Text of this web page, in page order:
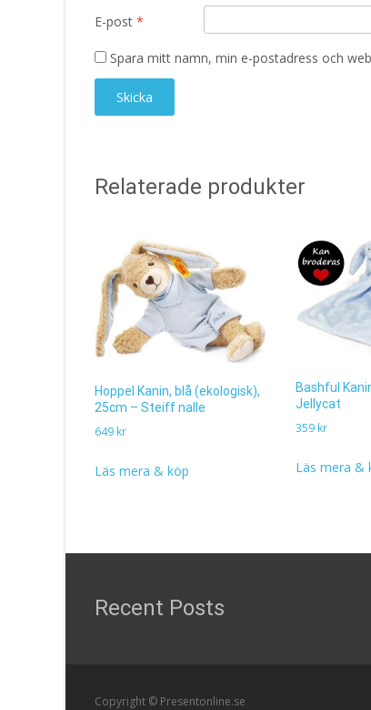
E-post *
Spara mitt namn, min e-postadress och
Relaterade produkter
Hoppel Kanin, blå (ekologisk),
25cm – Steiff nalle
649 kr
Läs mera & köp
Bashful
Jellycat
359 kr
Läs mera &
Recent Posts
Copyright © Presentonline.se